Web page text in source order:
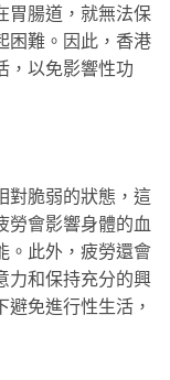
胃腸道，就無法保
困難。因此，香港
，以免影響性功
對脆弱的狀態，這
勞會影響身體的血
。此外，疲勞還會
力和保持充分的興
免進行性生活，